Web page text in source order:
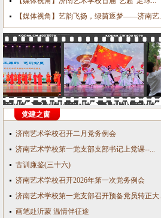
【媒体视角】艺韵飞扬，绿茵逐梦——济南艺...
党建之窗
济南艺术学校召开二月党务例会
济南艺术学校第一党支部支部书记上党课--...
古训廉鉴(三十六)
济南艺术学校召开2026年第一次党务例会
济南艺术学校第一党支部召开预备党员转正大...
画笔赴沂蒙 温情伴征途